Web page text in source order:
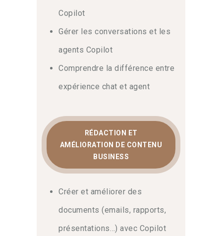
Copilot
Gérer les conversations et les
agents Copilot
Comprendre la différence entre
expérience chat et agent
RÉDACTION ET
AMÉLIORATION DE CONTENU
BUSINESS
Créer et améliorer des
documents (emails, rapports,
présentations…) avec Copilot